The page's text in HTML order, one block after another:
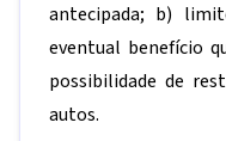
antecipada; b)
eventual benefício
possibilidade de
autos.